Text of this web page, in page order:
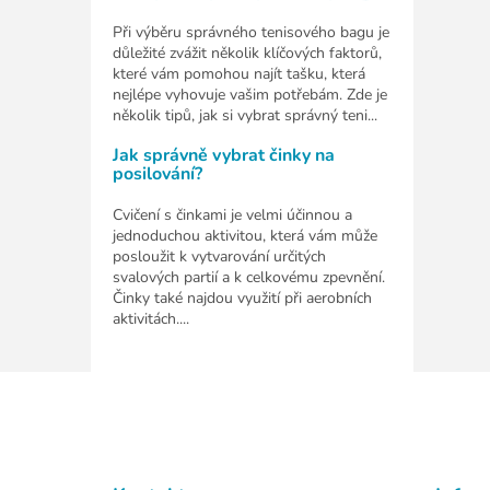
Při výběru správného tenisového bagu je
důležité zvážit několik klíčových faktorů,
které vám pomohou najít tašku, která
nejlépe vyhovuje vašim potřebám. Zde je
několik tipů, jak si vybrat správný teni...
Jak správně vybrat činky na
posilování?
Cvičení s činkami je velmi účinnou a
jednoduchou aktivitou, která vám může
posloužit k vytvarování určitých
svalových partií a k celkovému zpevnění.
Činky také najdou využití při aerobních
aktivitách....